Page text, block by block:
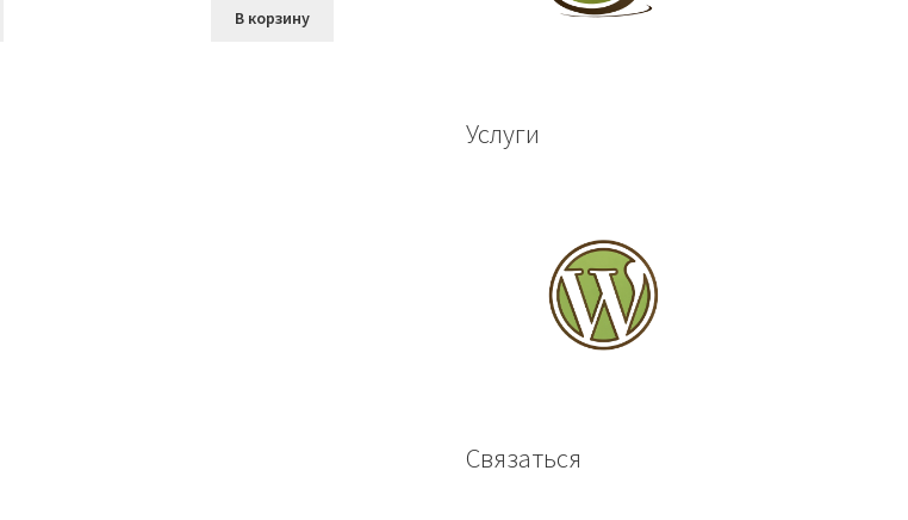
В корзину
Услуги
Связаться